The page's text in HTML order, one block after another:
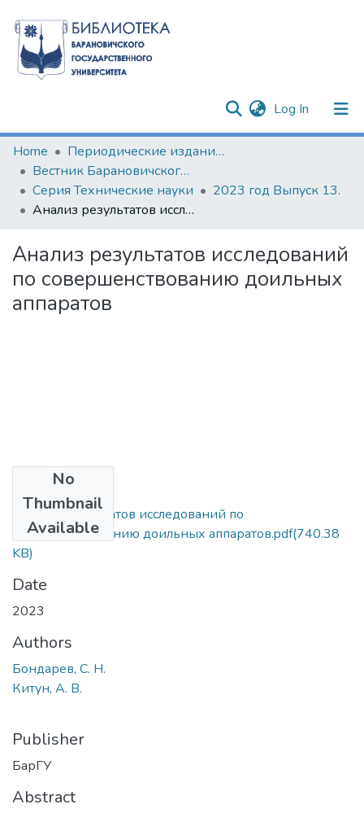
Log In (current)
Communities & Collections
All of DSpace
Statistics
Home
Периодические издания БарГУ
Вестник Барановичского государственного университета
Серия Технические науки
2023 год Выпуск 13.
Анализ результатов исследований по совершенствованию доильных аппаратов
Анализ результатов исследований
по совершенствованию доильных
аппаратов
No
Thumbnail
Available
Анализ результатов исследований по
совершенствованию доильных аппаратов.pdf(740.38
KB)
Date
2023
Authors
Бондарев, С. Н.
Китун, А. В.
Publisher
БарГУ
Abstract